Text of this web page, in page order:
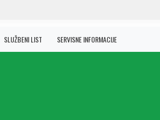
SLUŽBENI LIST SERVISNE INFORMACIJE